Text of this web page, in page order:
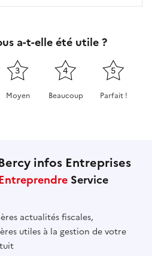
a-t-elle été utile ?
3
Moyen
4
Beaucoup
5
Parfait !
infos Entreprises
Service
actualités fiscales,
utiles à la gestion de votre